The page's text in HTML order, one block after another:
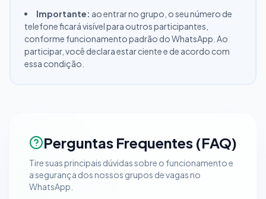
Importante: ao entrar no grupo, o seu número de
telefone ficará visível para outros participantes,
conforme funcionamento padrão do WhatsApp. Ao
participar, você declara estar ciente e de acordo com
essa condição.
Perguntas Frequentes (FAQ)
Tire suas principais dúvidas sobre o funcionamento e
a segurança dos nossos grupos de vagas no
WhatsApp.